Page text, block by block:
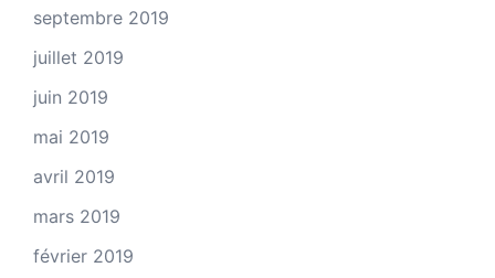
septembre 2019
juillet 2019
juin 2019
mai 2019
avril 2019
mars 2019
février 2019